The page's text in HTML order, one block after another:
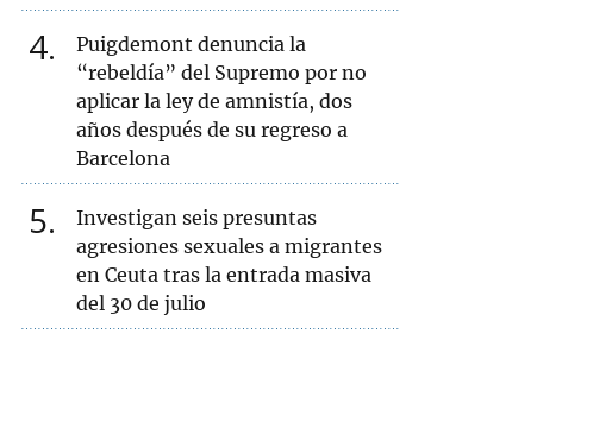
4
Puigdemont denuncia la
“rebeldía” del Supremo por no
aplicar la ley de amnistía, dos
años después de su regreso a
Barcelona
5
Investigan seis presuntas
agresiones sexuales a migrantes
en Ceuta tras la entrada masiva
del 30 de julio